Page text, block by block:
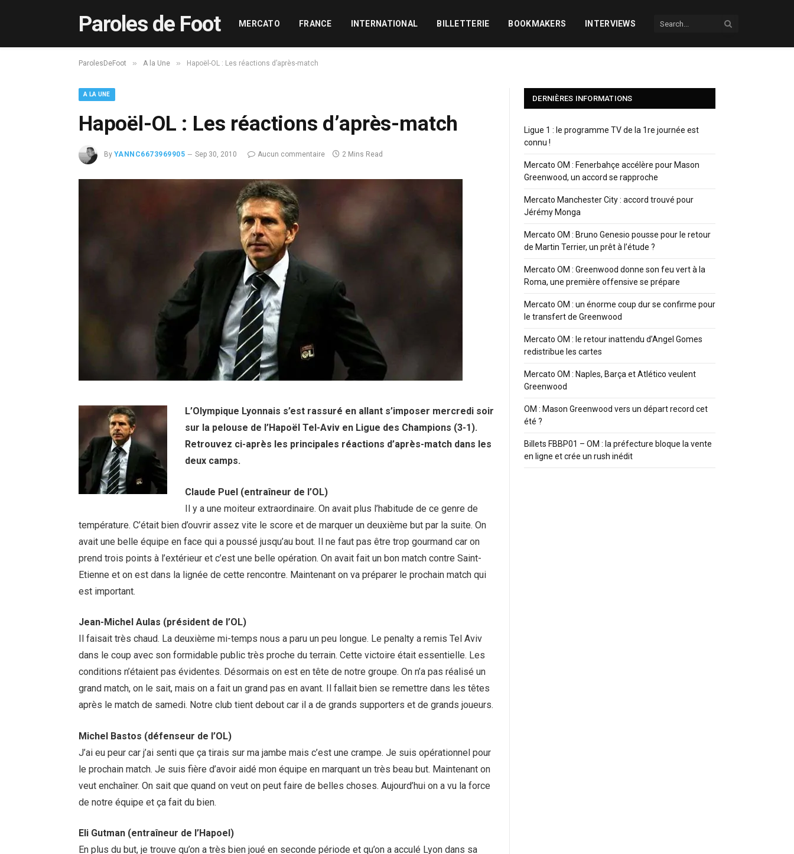
Paroles de Foot MERCATO FRANCE INTERNATIONAL BILLETTERIE BOOKMAKERS INTERVIEWS
ParolesDeFoot » A la Une » Hapoël-OL : Les réactions d’après-match
A LA UNE
Hapoël-OL : Les réactions d’après-match
By YANNC6673969905 Sep 30, 2010 Aucun commentaire 2 Mins Read
L’Olympique Lyonnais s’est rassuré en allant s’imposer mercredi soir
sur la pelouse de l’Hapoël Tel-Aviv en Ligue des Champions (3-1).
Retrouvez ci-après les principales réactions d’après-match dans les
deux camps.
Claude Puel (entraîneur de l’OL)
Il y a une moiteur extraordinaire. On avait plus l’habitude de ce genre de
température. C’était bien d’ouvrir assez vite le score et de marquer un deuxième but par la suite. On
avait une belle équipe en face qui a poussé jusqu’au bout. Il ne faut pas être trop gourmand car on
prend trois points à l’extérieur et c’est une belle opération. On avait fait un bon match contre Saint-
Etienne et on est dans la lignée de cette rencontre. Maintenant on va préparer le prochain match qui
est important.
Jean-Michel Aulas (président de l’OL)
Il faisait très chaud. La deuxième mi-temps nous a paru un peu longue. Le penalty a remis Tel Aviv
dans le coup avec son formidable public très proche du terrain. Cette victoire était essentielle. Les
conditions n’étaient pas évidentes. Désormais on est en tête de notre groupe. On n’a pas réalisé un
grand match, on le sait, mais on a fait un grand pas en avant. Il fallait bien se remettre dans les têtes
après le match de samedi. Notre club tient debout car il a de grands supporters et de grands joueurs.
Michel Bastos (défenseur de l’OL)
J’ai eu peur car j’ai senti que ça tirais sur ma jambe mais c’est une crampe. Je suis opérationnel pour
le prochain match. Je suis fière d’avoir aidé mon équipe en marquant un très beau but. Maintenant on
veut enchaîner. On sait que quand on veut on peut faire de belles choses. Aujourd’hui on a vu la force
de notre équipe et ça fait du bien.
Eli Gutman (entraîneur de l’Hapoel)
En plus du but, je trouve qu’on a très bien joué en seconde période et qu’on a acculé Lyon dans sa
DERNIÈRES INFORMATIONS
Ligue 1 : le programme TV de la 1re journée est
connu !
Mercato OM : Fenerbahçe accélère pour Mason
Greenwood, un accord se rapproche
Mercato Manchester City : accord trouvé pour
Jérémy Monga
Mercato OM : Bruno Genesio pousse pour le retour
de Martin Terrier, un prêt à l’étude ?
Mercato OM : Greenwood donne son feu vert à la
Roma, une première offensive se prépare
Mercato OM : un énorme coup dur se confirme pour
le transfert de Greenwood
Mercato OM : le retour inattendu d’Angel Gomes
redistribue les cartes
Mercato OM : Naples, Barça et Atlético veulent
Greenwood
OM : Mason Greenwood vers un départ record cet
été ?
Billets FBBP01 – OM : la préfecture bloque la vente
en ligne et crée un rush inédit